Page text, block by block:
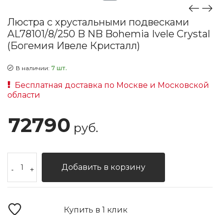
Люстра с хрустальными подвесками
AL78101/8/250 B NB Bohemia Ivele Crystal
(Богемия Ивеле Кристалл)
В наличии: 7 шт.
Бесплатная доставка по Москве и Московской
области
72790 руб.
- + Добавить в корзину
Купить в 1 клик